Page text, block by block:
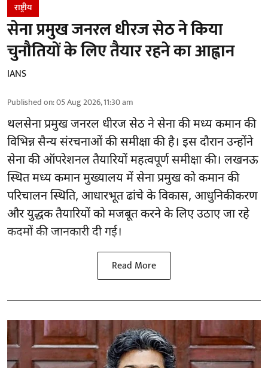
राष्ट्रीय
सेना प्रमुख जनरल धीरज सेठ ने किया
चुनौतियों के लिए तैयार रहने का आह्वान
IANS
Published on:05 Aug 2026, 11:30 am
थलसेना प्रमुख जनरल धीरज सेठ ने सेना की मध्य कमान की
विभिन्न सैन्य संरचनाओं की समीक्षा की है। इस दौरान उन्होंने
सेना की ऑपरेशनल तैयारियों महत्वपूर्ण समीक्षा की। लखनऊ
स्थित मध्य कमान मुख्यालय में सेना प्रमुख को कमान की
परिचालन स्थिति, आधारभूत ढांचे के विकास, आधुनिकीकरण
और युद्धक तैयारियों को मजबूत करने के लिए उठाए जा रहे
कदमों की जानकारी दी गई।
Read More